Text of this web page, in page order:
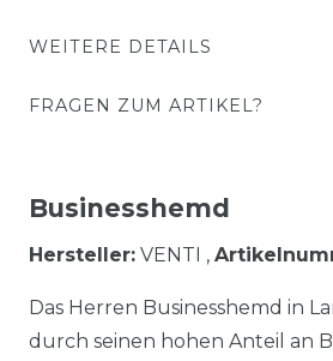
WEITERE DETAILS
FRAGEN ZUM ARTIKEL?
Businesshemd
Hersteller: VENTI ,
Das Herren Businesshemd in
durch seinen hohen Anteil an